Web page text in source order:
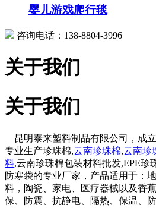
婴儿游戏爬行毯
咨询电话：138-8804-3996
关于我们
关于我们
昆明泰来塑料制品有限公司，成
专业生产珍珠棉,云南珍珠棉,云南珍
料,云南珍珠棉包装材料批发,EPE珍
防寒袋的专业厂家，产品适用于：
料，陶瓷、家电、医疗器械以及香
保、防震、抗静电、隔热、保温、